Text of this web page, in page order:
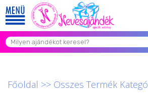
Viszonteladóknak
Grill Party Kellékek ❤️
Főoldal >> Összes Termék